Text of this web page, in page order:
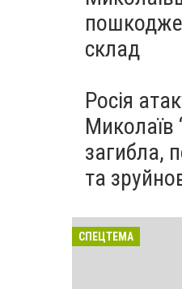
склад
Росія
Миколаїв
загибла,
та
СПЕЦТЕМА